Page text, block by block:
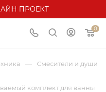
ПРОЕКТ
0
— Смесители и души
комплект для ванны